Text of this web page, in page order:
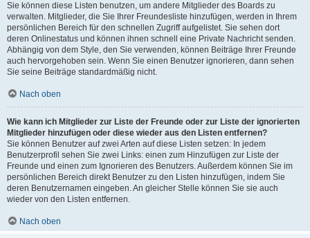
Sie können diese Listen benutzen, um andere Mitglieder des Boards zu
verwalten. Mitglieder, die Sie Ihrer Freundesliste hinzufügen, werden in Ihrem
persönlichen Bereich für den schnellen Zugriff aufgelistet. Sie sehen dort
deren Onlinestatus und können ihnen schnell eine Private Nachricht senden.
Abhängig von dem Style, den Sie verwenden, können Beiträge Ihrer Freunde
auch hervorgehoben sein. Wenn Sie einen Benutzer ignorieren, dann sehen
Sie seine Beiträge standardmäßig nicht.
Nach oben
Wie kann ich Mitglieder zur Liste der Freunde oder zur Liste der ignorierten
Mitglieder hinzufügen oder diese wieder aus den Listen entfernen?
Sie können Benutzer auf zwei Arten auf diese Listen setzen: In jedem
Benutzerprofil sehen Sie zwei Links: einen zum Hinzufügen zur Liste der
Freunde und einen zum Ignorieren des Benutzers. Außerdem können Sie im
persönlichen Bereich direkt Benutzer zu den Listen hinzufügen, indem Sie
deren Benutzernamen eingeben. An gleicher Stelle können Sie sie auch
wieder von den Listen entfernen.
Nach oben